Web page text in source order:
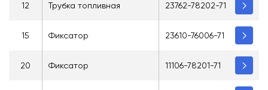
12 Трубка топливная 23762-78202-71
15 Фиксатор 23610-76006-71
20 Фиксатор 11106-78201-71